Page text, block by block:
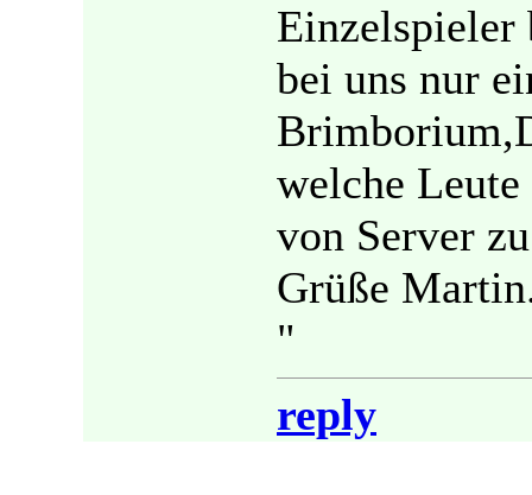
Einzelspieler
bei uns nur
welche
von Server
Grüße
"
reply